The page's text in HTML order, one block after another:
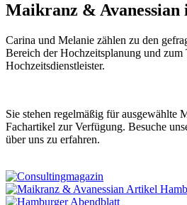
Maikranz & Avanessian
Carina und Melanie zählen zu den
Bereich der Hochzeitsplanung und zum
Hochzeitsdienstleister.
Sie stehen regelmäßig für ausgewählte
Fachartikel zur Verfügung. Besuche
über uns zu erfahren.